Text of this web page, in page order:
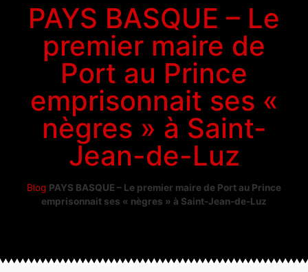
PAYS BASQUE – Le
premier maire de
Port au Prince
emprisonnait ses «
nègres » à Saint-
Jean-de-Luz
Blog PAYS BASQUE – Le premier maire de Port au Prince
emprisonnait ses « nègres » à Saint-Jean-de-Luz